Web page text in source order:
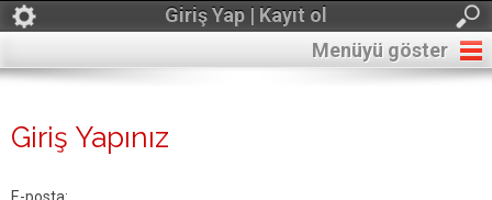
Giriş Yap | Kayıt ol
Menüyü göster
Giriş Yapınız